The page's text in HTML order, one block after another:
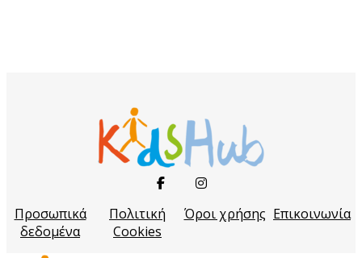
Προσωπικά
δεδομένα
Πολιτική
Cookies
Όροι χρήσης Επικοινωνία